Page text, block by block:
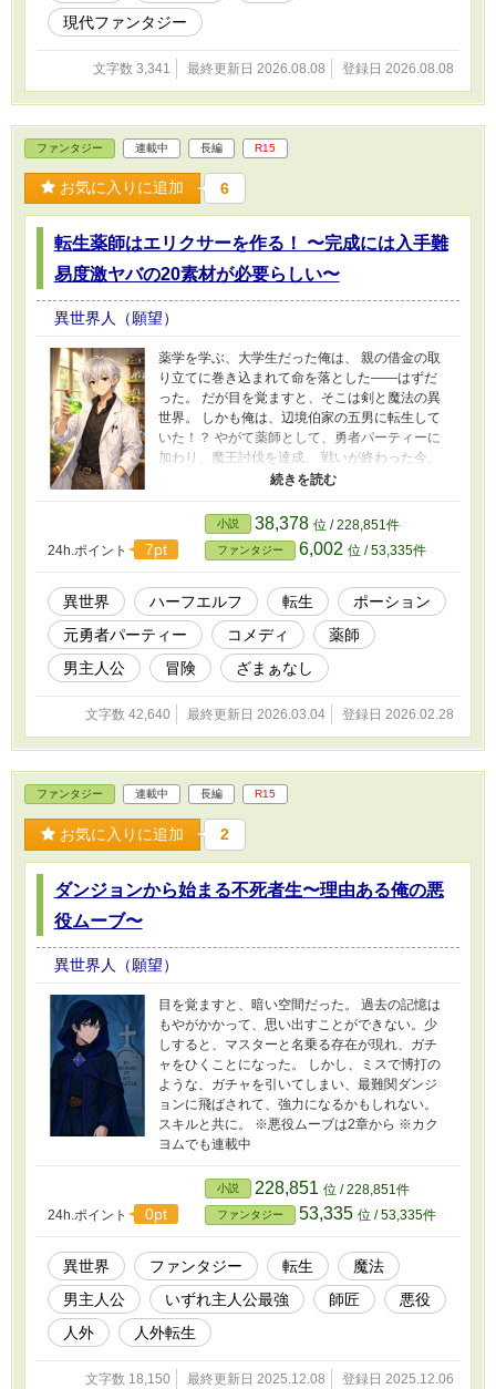
現代ファンタジー
文字数 3,341 最終更新日 2026.08.08 登録日 2026.08.08
ファンタジー 連載中 長編 R15
お気に入りに追加 6
転生薬師はエリクサーを作る！ 〜完成には入手難
易度激ヤバの20素材が必要らしい〜
異世界人（願望）
薬学を学ぶ、大学生だった俺は、 親の借金の取
り立てに巻き込まれて命を落とした――はずだ
った。 だが目を覚ますと、そこは剣と魔法の異
世界。 しかも俺は、辺境伯家の五男に転生して
いた！？ やがて薬師として、勇者パーティーに
加わり、魔王討伐を達成。 戦いが終わった今、
俺にはもう一つの夢がある。 ――伝説級の回復
薬《エリクサー》を完成させることだ。 しか
し、その作成には入手難易度激ヤバの20素材が
必要らしい。 なら集めるしかないだろ？ 元パー
ティーメンバーやポーション屋の仲間たちと共
に、 俺は世界中を巡り、素材を集めることにし
た。 目指すは、伝説のエリクサー完成だ！ （冒
険は2章から） R15は念のためです。
24h.ポイント 7pt
小説 38,378 位 / 228,851件
ファンタジー 6,002 位 / 53,335件
異世界 ハーフエルフ 転生
ポーション
元勇者パーティー
コメディ
薬師
男主人公
冒険 ざまぁなし
文字数 42,640 最終更新日 2026.03.04 登録日 2026.02.28
ファンタジー 連載中 長編 R15
お気に入りに追加 2
ダンジョンから始まる不死者生〜理由ある俺の悪
役ムーブ〜
異世界人（願望）
目を覚ますと、暗い空間だった。 過去の記憶は
もやがかかって、思い出すことができない。少
しすると、マスターと名乗る存在が現れ、ガチ
ャをひくことになった。 しかし、ミスで博打の
ような、ガチャを引いてしまい、最難関ダンジ
ョンに飛ばされて、強力になるかもしれない。
スキルと共に。 ※悪役ムーブは2章から ※カク
ヨムでも連載中
24h.ポイント 0pt
小説 228,851 位 / 228,851件
ファンタジー 53,335 位 / 53,335件
異世界 ファンタジー 転生
魔法
男主人公
いずれ主人公最強 師匠
悪役
人外
人外転生
文字数 18,150 最終更新日 2025.12.08 登録日 2025.12.06